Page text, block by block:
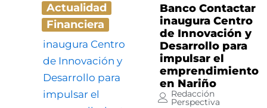
Actualidad
Financiera
Banco Contactar
inaugura Centro
de Innovación y
Desarrollo para
impulsar el
emprendimiento
en Nariño
Redacción
Perspectiva